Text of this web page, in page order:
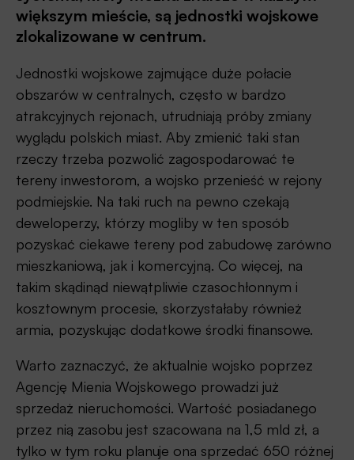
większym mieście, są jednostki wojskowe
zlokalizowane w centrum.
Jednostki wojskowe zajmujące duże połacie
obszarów w centralnych, często w bardzo
atrakcyjnych rejonach, utrudniają próby zmiany
wyglądu polskich miast. Aby zmienić taki stan
rzeczy trzeba pozwolić zagospodarować te
tereny inwestorom, a wojsko przenieść w rejony
podmiejskie. Na taki ruch na pewno czekają
deweloperzy, którzy mogliby w ten sposób
pozyskać ciekawe tereny pod zabudowę zarówno
mieszkaniową, jak i komercyjną. Co więcej, na
takim skądinąd niewątpliwie czasochłonnym i
kosztownym procesie, skorzystałaby również
armia, pozyskując dodatkowe środki finansowe.
Warto zaznaczyć, że aktualnie wojsko poprzez
Agencję Mienia Wojskowego prowadzi już
sprzedaż nieruchomości. Wartość posiadanego
przez nią zasobu jest szacowana na 1,5 mld zł, a
tylko w tym roku planuje ona sprzedać 650 różnej